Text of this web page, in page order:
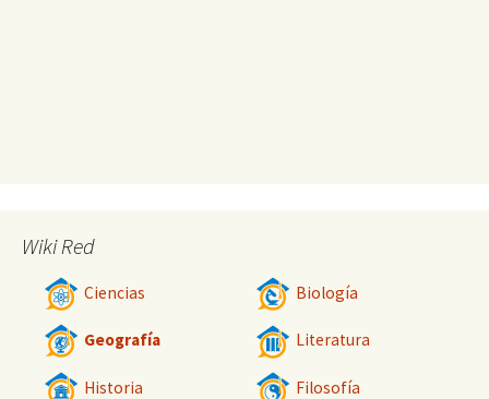
Wiki Red
Ciencias Biología
Geografía Literatura
Historia Filosofía